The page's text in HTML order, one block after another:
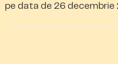
pe data de 26 decembrie